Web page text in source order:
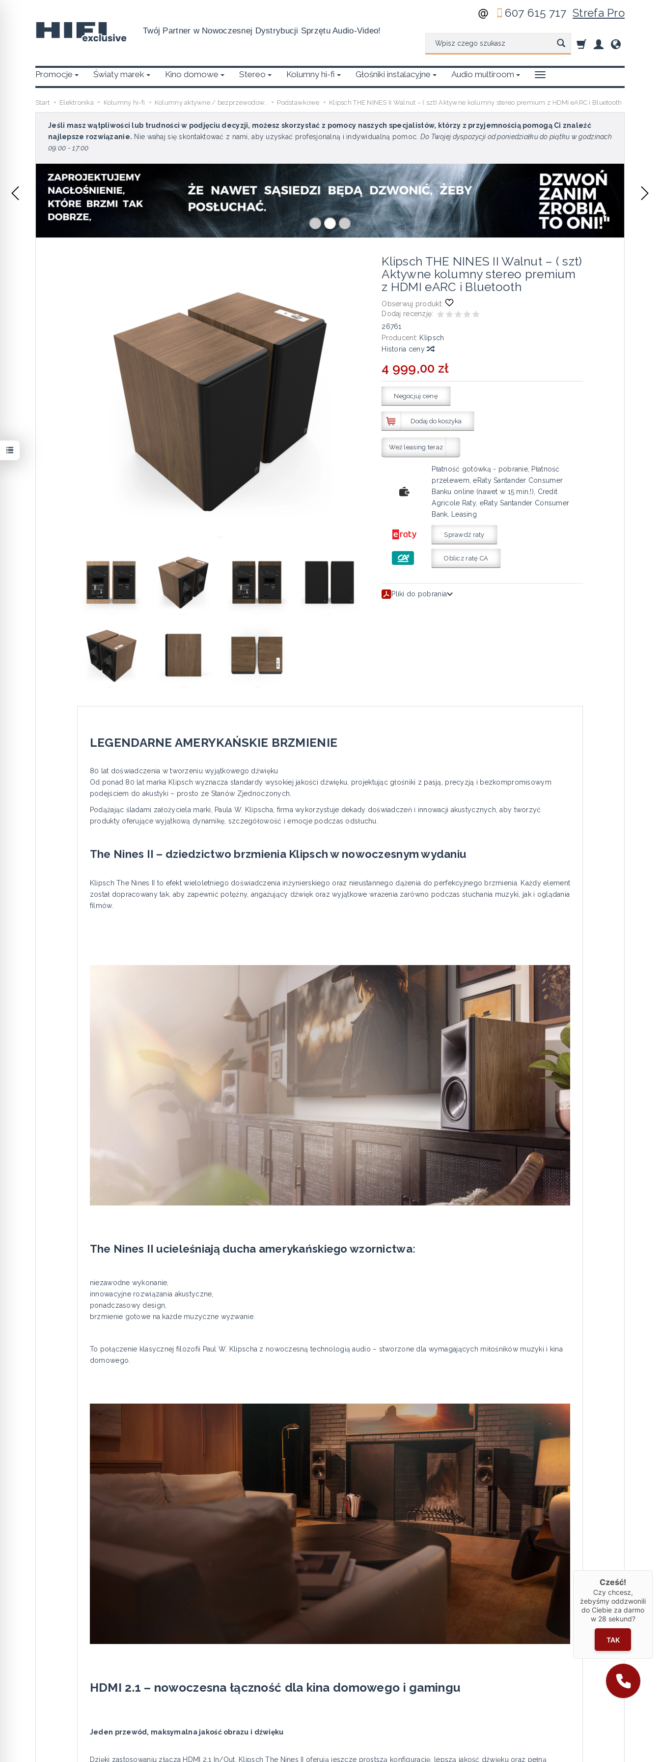
Twój Partner w Nowoczesnej Dystrybucji Sprzętu Audio-Video!
607 615 717Strefa Pro
Promocje Światy marek Kino domowe Stereo Kolumny hi-fi Głośniki instalacyjne Audio multiroom
Start Elektronika Kolumny hi-fi Kolumny aktywne / bezprzewodow.. Podstawkowe Klipsch THE NINES II Walnut – ( szt) Aktywne kolumny stereo premium z HDMI eARC i Bluetooth
Jeśli masz wątpliwości lub trudności w podjęciu decyzji, możesz skorzystać z pomocy naszych specjalistów, którzy z przyjemnością pomogą Ci znaleźć
najlepsze rozwiązanie. Nie wahaj się skontaktować z nami, aby uzyskać profesjonalną i indywidualną pomoc. Do Twojej dyspozycji od poniedziałku do piątku w godzinach
09:00 - 17:00
Klipsch THE NINES II Walnut – ( szt)
Aktywne kolumny stereo premium
z HDMI eARC i Bluetooth
Obserwuj produkt:
Dodaj recenzję:
26761
Producent: Klipsch
Historia ceny
4 999,00 zł
Negocjuj cenę
Dodaj do koszyka
Weź leasing teraz
Płatność gotówką - pobranie, Płatność
przelewem, eRaty Santander Consumer
Banku online (nawet w 15 min.!), Credit
Agricole Raty, eRaty Santander Consumer
Bank, Leasing
Sprawdź raty
Oblicz ratę CA
Pliki do pobrania
LEGENDARNE AMERYKAŃSKIE BRZMIENIE
80 lat doświadczenia w tworzeniu wyjątkowego dźwięku
Od ponad 80 lat marka Klipsch wyznacza standardy wysokiej jakości dźwięku, projektując głośniki z pasją, precyzją i bezkompromisowym
podejściem do akustyki – prosto ze Stanów Zjednoczonych.
Podążając śladami założyciela marki, Paula W. Klipscha, firma wykorzystuje dekady doświadczeń i innowacji akustycznych, aby tworzyć
produkty oferujące wyjątkową dynamikę, szczegółowość i emocje podczas odsłuchu.
The Nines II – dziedzictwo brzmienia Klipsch w nowoczesnym wydaniu
Klipsch The Nines II to efekt wieloletniego doświadczenia inżynierskiego oraz nieustannego dążenia do perfekcyjnego brzmienia. Każdy element
został dopracowany tak, aby zapewnić potężny, angażujący dźwięk oraz wyjątkowe wrażenia zarówno podczas słuchania muzyki, jak i oglądania
filmów.
The Nines II ucieleśniają ducha amerykańskiego wzornictwa:
niezawodne wykonanie,
innowacyjne rozwiązania akustyczne,
ponadczasowy design,
brzmienie gotowe na każde muzyczne wyzwanie.
To połączenie klasycznej filozofii Paul W. Klipscha z nowoczesną technologią audio – stworzone dla wymagających miłośników muzyki i kina
domowego.
HDMI 2.1 – nowoczesna łączność dla kina domowego i gamingu
Jeden przewód, maksymalna jakość obrazu i dźwięku
Dzięki zastosowaniu złącza HDMI 2.1 In/Out, Klipsch The Nines II oferują jeszcze prostszą konfigurację, lepszą jakość dźwięku oraz pełną
Cześć!
Czy chcesz,
żebyśmy oddzwonili
do Ciebie za darmo
w 28 sekund?
TAK